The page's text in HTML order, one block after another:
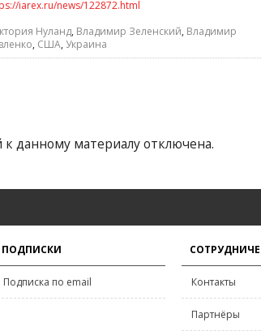
iarex.ru/news/122872.html
Нуланд, Владимир Зеленский, Владимир
, США, Украина
данному материалу отключена.
ПОДПИСКИ
Подписка по email Контакты
Партнёры